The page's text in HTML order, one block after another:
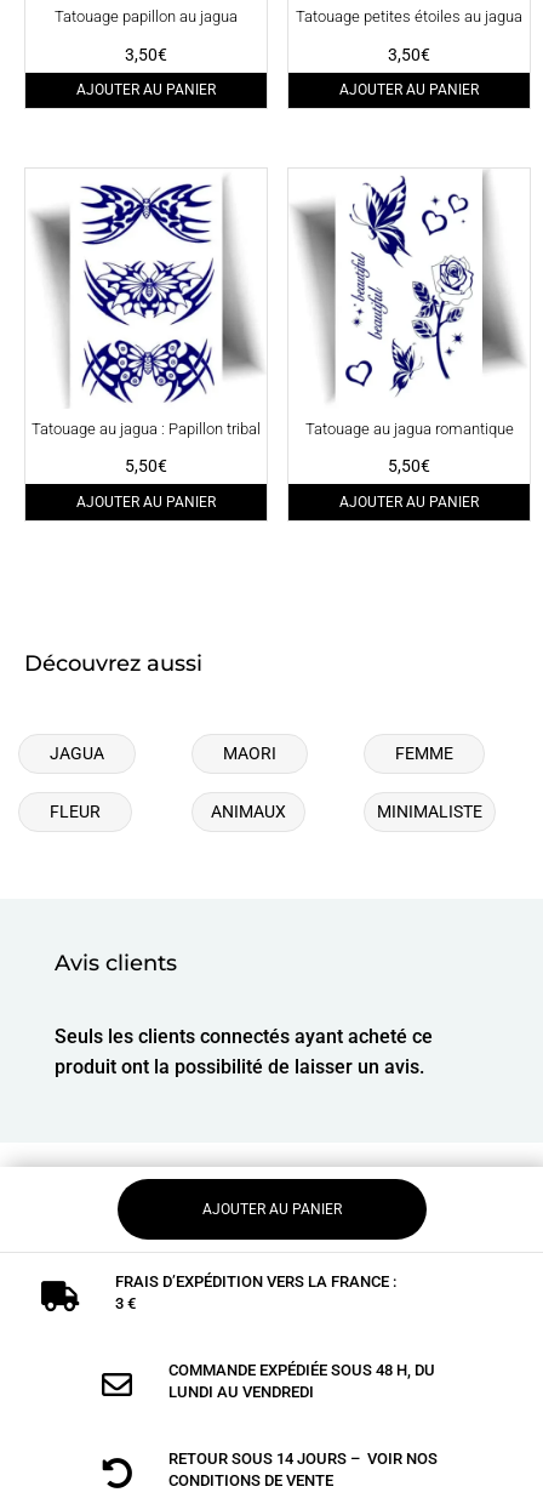
Tatouage papillon au jagua
3,50€
AJOUTER AU PANIER
Tatouage petites étoiles au jagua
3,50€
AJOUTER AU PANIER
Tatouage au jagua : Papillon tribal
5,50€
AJOUTER AU PANIER
Tatouage au jagua romantique
5,50€
AJOUTER AU PANIER
Découvrez aussi
JAGUA MAORI FEMME
FLEUR ANIMAUX MINIMALISTE
Avis clients
Seuls les clients connectés ayant acheté ce
produit ont la possibilité de laisser un avis.
AJOUTER AU PANIER

FRAIS D’EXPÉDITION VERS LA FRANCE :
3 €

COMMANDE EXPÉDIÉE SOUS 48 H, DU
LUNDI AU VENDREDI

RETOUR SOUS 14 JOURS – VOIR NOS
CONDITIONS DE VENTE